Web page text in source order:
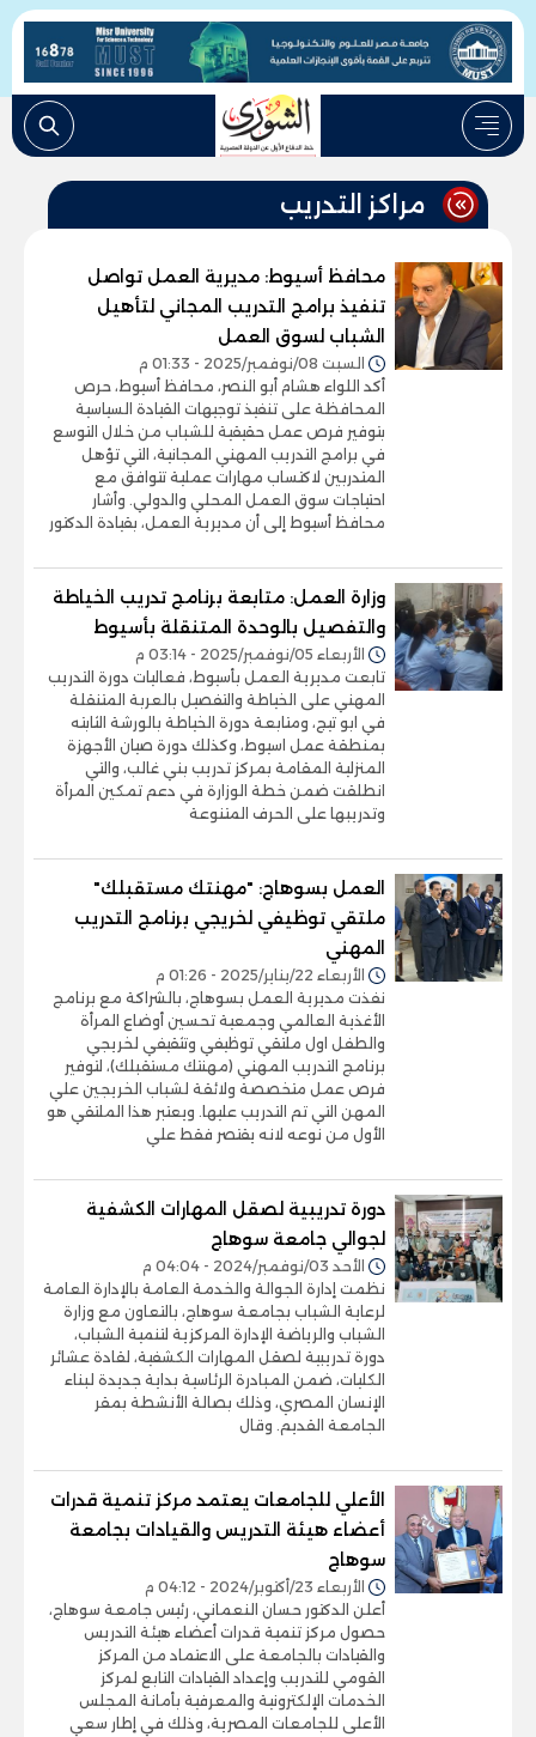
مراكز التدريب
محافظ أسيوط: مديرية العمل تواصل
تنفيذ برامج التدريب المجاني لتأهيل
الشباب لسوق العمل
السبت 08/نوفمبر/2025 - 01:33 م
أكد اللواء هشام أبو النصر، محافظ أسيوط، حرص
المحافظة على تنفيذ توجيهات القيادة السياسية
بتوفير فرص عمل حقيقية للشباب من خلال التوسع
في برامج التدريب المهني المجانية، التي تؤهل
المتدربين لاكتساب مهارات عملية تتوافق مع
احتياجات سوق العمل المحلي والدولي. وأشار
محافظ أسيوط إلى أن مديرية العمل، بقيادة الدكتور
وزارة العمل: متابعة برنامج تدريب الخياطة
والتفصيل بالوحدة المتنقلة بأسيوط
الأربعاء 05/نوفمبر/2025 - 03:14 م
تابعت مديرية العمل بأسيوط، فعاليات دورة التدريب
المهني على الخياطة والتفصيل بالعربة المتنقلة
في ابو تيج، ومتابعة دورة الخياطة بالورشة الثابته
بمنطقة عمل اسيوط، وكذلك دورة صيان الأجهزة
المنزلية المقامة بمركز تدريب بني غالب، والتي
انطلقت ضمن خطة الوزارة في دعم تمكين المرأة
وتدريبها على الحرف المتنوعة
العمل بسوهاج: "مهنتك مستقبلك"
ملتقي توظيفي لخريجي برنامج التدريب
المهني
الأربعاء 22/يناير/2025 - 01:26 م
نفذت مديرية العمل بسوهاج، بالشراكة مع برنامج
الأغذية العالمي وجمعية تحسين أوضاع المرأة
والطفل اول ملتقي توظيفي وتثقيفي لخريجي
برنامج التدريب المهني (مهنتك مستقبلك)، لتوفير
فرص عمل متخصصة ولائقة لشباب الخريجين علي
المهن التي تم التدريب عليها. ويعتبر هذا الملتقي هو
الأول من نوعه لانه يقتصر فقط علي
دورة تدريبية لصقل المهارات الكشفية
لجوالي جامعة سوهاج
الأحد 03/نوفمبر/2024 - 04:04 م
نظمت إدارة الجوالة والخدمة العامة بالإدارة العامة
لرعاية الشباب بجامعة سوهاج، بالتعاون مع وزارة
الشباب والرياضة الإدارة المركزية لتنمية الشباب،
دورة تدريبية لصقل المهارات الكشفية، لقادة عشائر
الكليات، ضمن المبادرة الرئاسية بداية جديدة لبناء
الإنسان المصري، وذلك بصالة الأنشطة بمقر
الجامعة القديم. وقال
الأعلي للجامعات يعتمد مركز تنمية قدرات
أعضاء هيئة التدريس والقيادات بجامعة
سوهاج
الأربعاء 23/أكتوبر/2024 - 04:12 م
أعلن الدكتور حسان النعماني، رئيس جامعة سوهاج،
حصول مركز تنمية قدرات أعضاء هيئة التدريس
والقيادات بالجامعة على الاعتماد من المركز
القومي للتدريب وإعداد القيادات التابع لمركز
الخدمات الإلكترونية والمعرفية بأمانة المجلس
الأعلى للجامعات المصرية، وذلك في إطار سعي